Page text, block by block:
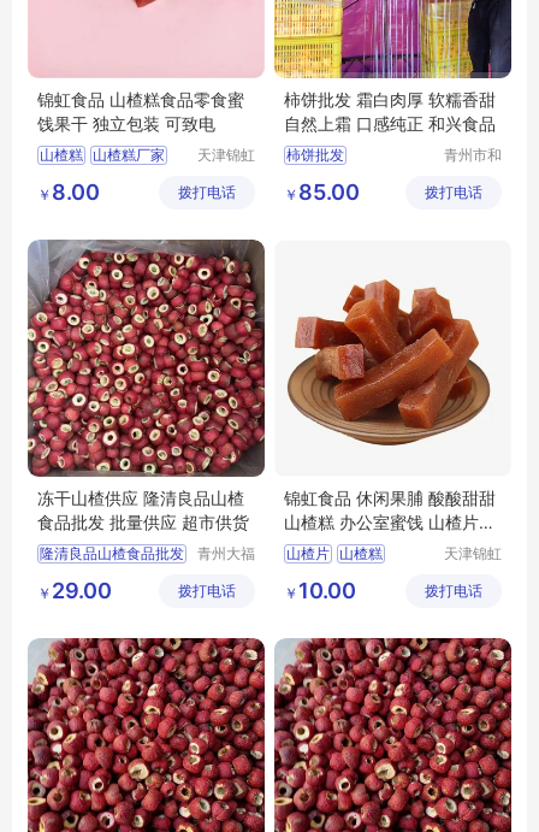
锦虹食品 山楂糕食品零食蜜
饯果干 独立包装 可致电
山楂糕 山楂糕厂家
山楂糕批发
天津锦虹
公司
￥ 8.00 拨打电话
柿饼批发 霜白肉厚 软糯香甜
自然上霜 口感纯正 和兴食品
柿饼批发
青州市和
限公司
￥ 85.00 拨打电话
冻干山楂供应 隆清良品山楂
食品批发 批量供应 超市供货
隆清良品山楂食品批发
休闲零食批发
休闲食品批发
青州大福
展有限公
￥ 29.00 拨打电话
锦虹食品 休闲果脯 酸酸甜甜
山楂糕 办公室蜜饯 山楂片零
食
山楂片 山楂糕
山楂糕厂家
天津锦虹
公司
￥ 10.00 拨打电话